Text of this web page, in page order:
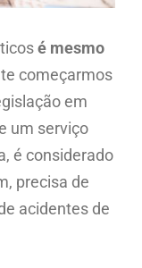
é mesmo
começarmos
em
um serviço
é considerado
precisa de
acidentes de